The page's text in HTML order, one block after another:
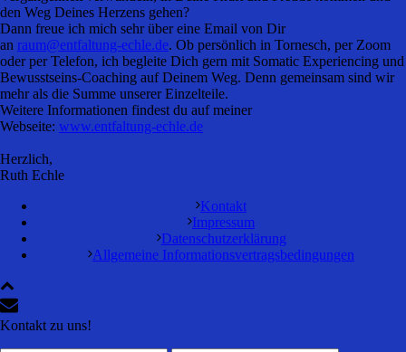
den Weg Deines Herzens gehen?
Dann freue ich mich sehr über eine Email von Dir
an raum@entfaltung-echle.de. Ob persönlich in Tornesch, per Zoom
oder per Telefon, ich begleite Dich gern mit Somatic Experiencing und
Bewusstseins-Coaching auf Deinem Weg. Denn gemeinsam sind wir
mehr als die Summe unserer Einzelteile.
Weitere Informationen findest du auf meiner
Webseite: www.entfaltung-echle.de
Herzlich,
Ruth Echle
Kontakt
Impressum
Datenschutzerklärung
Allgemeine Informationsvertragsbedingungen
Kontakt zu uns!